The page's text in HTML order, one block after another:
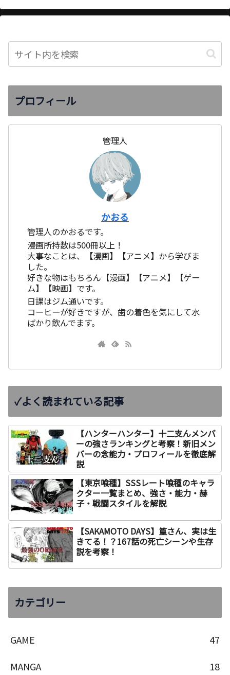
プロフィール
管理人
かおる
管理人のかおるです。
漫画所持数は500冊以上！
大事なことは、【漫画】【アニメ】から学びま
した。
好きな物はもちろん【漫画】【アニメ】【ゲー
ム】【映画】です。
日課はジム通いです。
コーヒーが好きですが、歯の着色を気にして水
ばかり飲んでます。
✓よく読まれている記事
【ハンターハンター】十二支んメンバ
ーの強さランキングと考察！新旧メン
バーの念能力・プロフィールを徹底解
説
【東京喰種】SSSレート喰種のキャラ
クター一覧まとめ、強さ・能力・赫
子・戦闘スタイルを解説
【SAKAMOTO DAYS】篁さん、実は生
きてる！？167話の死亡シーンや生存
説を考察！
カテゴリー
GAME
47
MANGA
18